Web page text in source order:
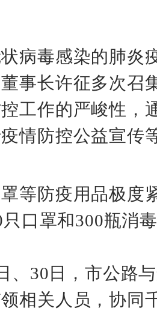
病毒感染的肺炎
事长许征多次召
工作的严峻性，
情防控公益宣传
等防疫用品极度
只口罩和300瓶消
、30日，市公路
相关人员，协同